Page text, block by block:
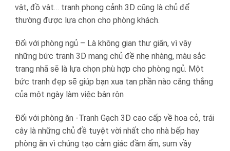
vật, đồ vật… tranh phong cảnh 3D cũng là chủ để
thường được lựa chọn cho phòng khách.
Đối với phòng ngủ – Là không gian thư giãn, vì vậy
những bức tranh 3D mang chủ đề nhẹ nhàng, màu sắc
trang nhã sẽ là lựa chọn phù hợp cho phòng ngủ. Một
bức tranh đẹp sẽ giúp bạn xua tan phần nào căng thẳng
của một ngày làm việc bận rộn
Đối với phòng ăn -Tranh Gạch 3D cao cấp về hoa cỏ, trái
cây là những chủ đề tuyệt vời nhất cho nhà bếp hay
phòng ăn vì chúng tạo cảm giác đầm ấm, sum vầy